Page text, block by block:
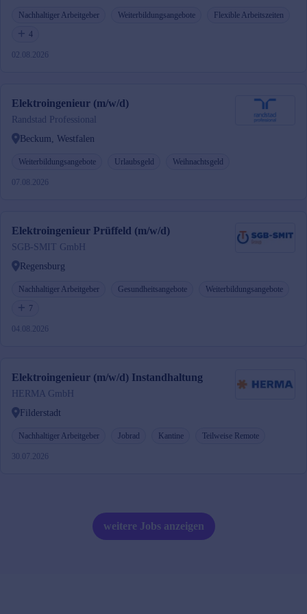
Nachhaltiger Arbeitgeber Weiterbildungsangebote
Flexible Arbeitszeiten
4
02.08.2026
Elektroingenieur (m/w/d)
Randstad Professional
Beckum, Westfalen
Weiterbildungsangebote Urlaubsgeld Weihnachtsgeld
07.08.2026
Elektroingenieur Prüffeld (m/w/d)
SGB-SMIT GmbH
Regensburg
Nachhaltiger Arbeitgeber Gesundheitsangebote
Weiterbildungsangebote
7
04.08.2026
Elektroingenieur (m/w/d) Instandhaltung
HERMA GmbH
Filderstadt
Nachhaltiger Arbeitgeber Jobrad Kantine Teilweise Remote
30.07.2026
weitere Jobs anzeigen